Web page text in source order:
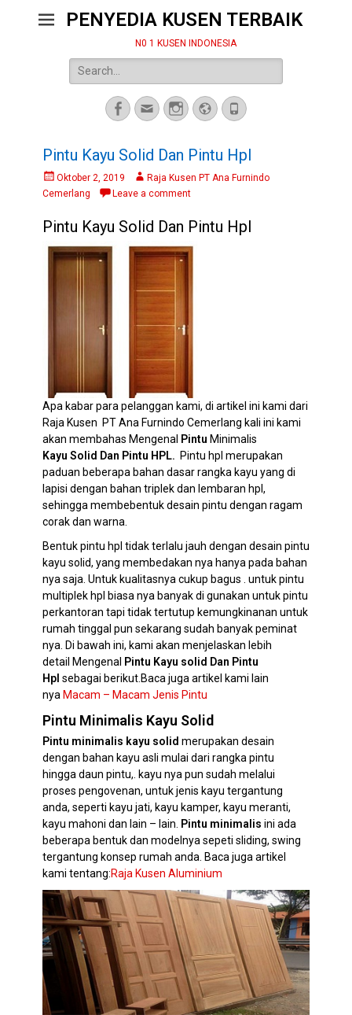
PENYEDIA KUSEN TERBAIK
N0 1 KUSEN INDONESIA
Search
for:
Facebook
EmailInstagram
WebsitePhone
Pintu Kayu Solid Dan Pintu Hpl
Posted
on
Oktober 2, 2019 AuthorRaja Kusen PT Ana Furnindo
Cemerlang
Leave a comment
Pintu Kayu Solid Dan Pintu Hpl
Apa kabar para pelanggan kami, di artikel ini kami dari
Raja Kusen PT Ana Furnindo Cemerlang kali ini kami
akan membahas Mengenal Pintu Minimalis
Kayu Solid Dan Pintu HPL. Pintu hpl merupakan
paduan beberapa bahan dasar rangka kayu yang di
lapisi dengan bahan triplek dan lembaran hpl,
sehingga membebentuk desain pintu dengan ragam
corak dan warna.
Bentuk pintu hpl tidak terlalu jauh dengan desain pintu
kayu solid, yang membedakan nya hanya pada bahan
nya saja. Untuk kualitasnya cukup bagus . untuk pintu
multiplek hpl biasa nya banyak di gunakan untuk pintu
perkantoran tapi tidak tertutup kemungkinanan untuk
rumah tinggal pun sekarang sudah banyak peminat
nya. Di bawah ini, kami akan menjelaskan lebih
detail Mengenal Pintu Kayu solid Dan Pintu
Hpl sebagai berikut.Baca juga artikel kami lain
nya Macam – Macam Jenis Pintu
Pintu Minimalis Kayu Solid
Pintu minimalis kayu solid merupakan desain
dengan bahan kayu asli mulai dari rangka pintu
hingga daun pintu,. kayu nya pun sudah melalui
proses pengovenan, untuk jenis kayu tergantung
anda, seperti kayu jati, kayu kamper, kayu meranti,
kayu mahoni dan lain – lain. Pintu minimalis ini ada
beberapa bentuk dan modelnya sepeti sliding, swing
tergantung konsep rumah anda. Baca juga artikel
kami tentang:Raja Kusen Aluminium